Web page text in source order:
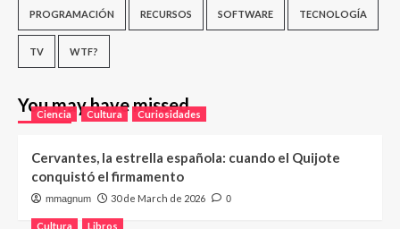
PROGRAMACIÓN RECURSOS SOFTWARE TECNOLOGÍA
TV WTF?
You may have missed
Ciencia Cultura Curiosidades
Cervantes, la estrella española: cuando el Quijote
conquistó el firmamento
mmagnum 30 de March de 2026 0
Cultura Libros